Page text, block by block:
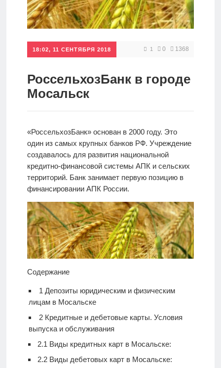
карты
Кредиты
Ипотеки
18:02, 11 СЕНТЯБРЯ 2018 1 0 1368
РоссельхозБанк в городе
Мосальск
«РоссельхозБанк» основан в 2000 году. Это
один из самых крупных банков РФ. Учреждение
создавалось для развития национальной
кредитно-финансовой системы АПК и сельских
территорий. Банк занимает первую позицию в
финансировании АПК России.
Содержание
1 Депозиты юридическим и физическим
лицам в Мосальске
2Кредитные и дебетовые карты. Условия
выпуска и обслуживания
2.1 Виды кредитных карт в Мосальске:
2.2Виды дебетовых карт в Мосальске: